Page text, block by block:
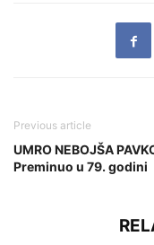
Previous article
UMRO NEBOJŠA
Preminuo u 79. godini